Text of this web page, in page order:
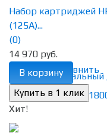
избранное сравнить
Набор картриджей
(125A)...
(0)
14 970 руб.
В корзину
Хит!